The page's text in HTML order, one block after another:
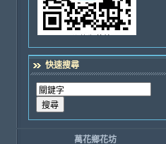
快速搜尋
萬花鄉花坊